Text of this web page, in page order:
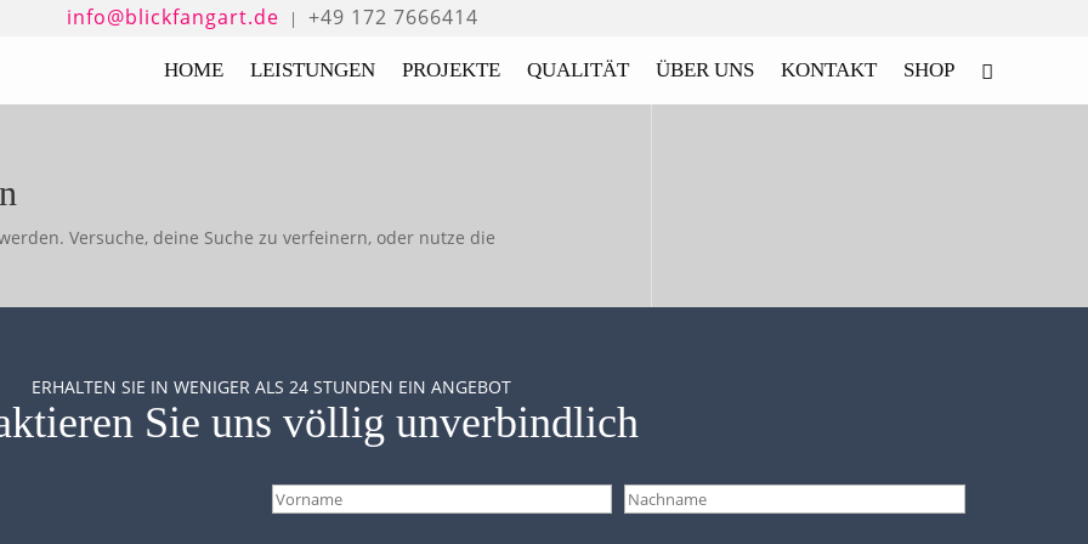
info@blickfangart.de | +49 172 7666414
HOME LEISTUNGEN PROJEKTE QUALITÄT ÜBER UNS KONTAKT SHOP
Versuche, deine Suche zu verfeinern, oder nutze die
ERHALTEN SIE IN WENIGER ALS 24 STUNDEN EIN ANGEBOT
Sie uns völlig unverbindlich